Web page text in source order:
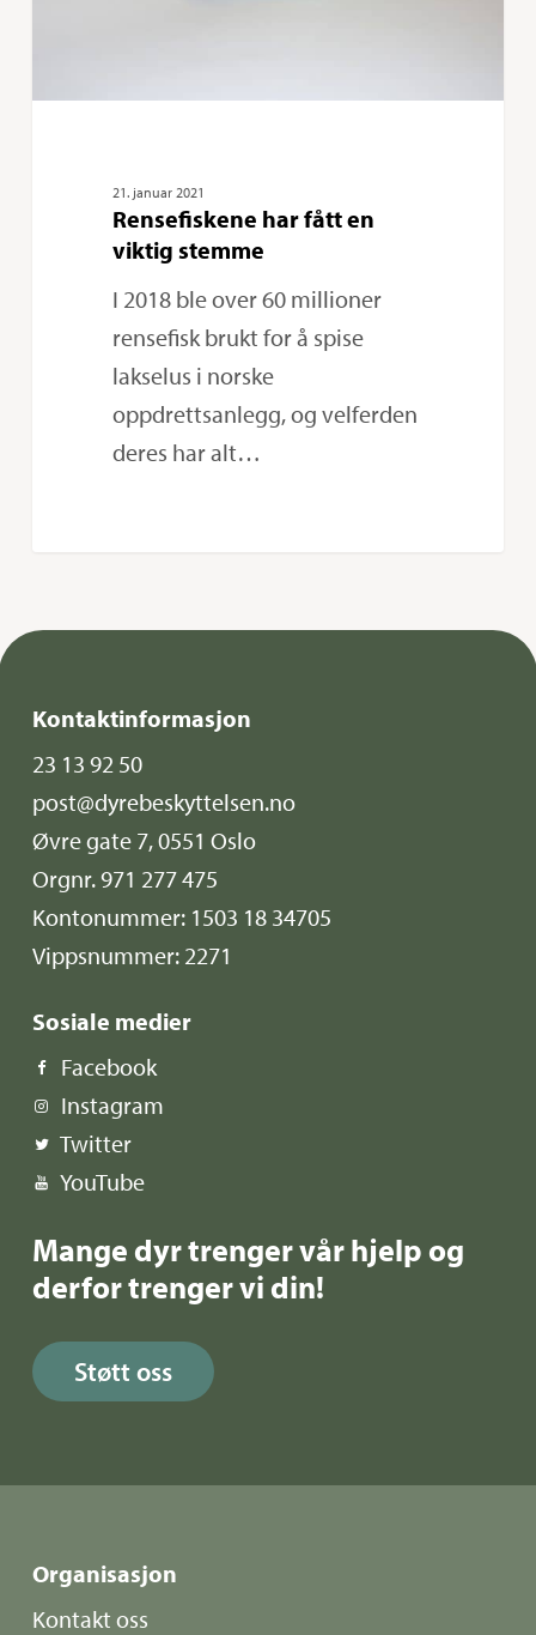
21. januar 2021
Rensefiskene har fått en
viktig stemme
I 2018 ble over 60 millioner
rensefisk brukt for å spise
lakselus i norske
oppdrettsanlegg, og velferden
deres har alt…
Kontaktinformasjon
23 13 92 50
post@dyrebeskyttelsen.no
Øvre gate 7, 0551 Oslo
Orgnr. 971 277 475
Kontonummer: 1503 18 34705
Vippsnummer: 2271
Sosiale medier
Facebook
Instagram
Twitter
YouTube
Mange dyr trenger vår hjelp og
derfor trenger vi din!
Støtt oss
Organisasjon
Kontakt oss